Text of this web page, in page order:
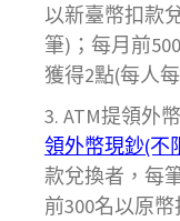
以新臺幣扣款
筆)；每月前
獲得2點(每人
ATM提領外
領外幣現鈔(不
款兌換者，每
前300名以原